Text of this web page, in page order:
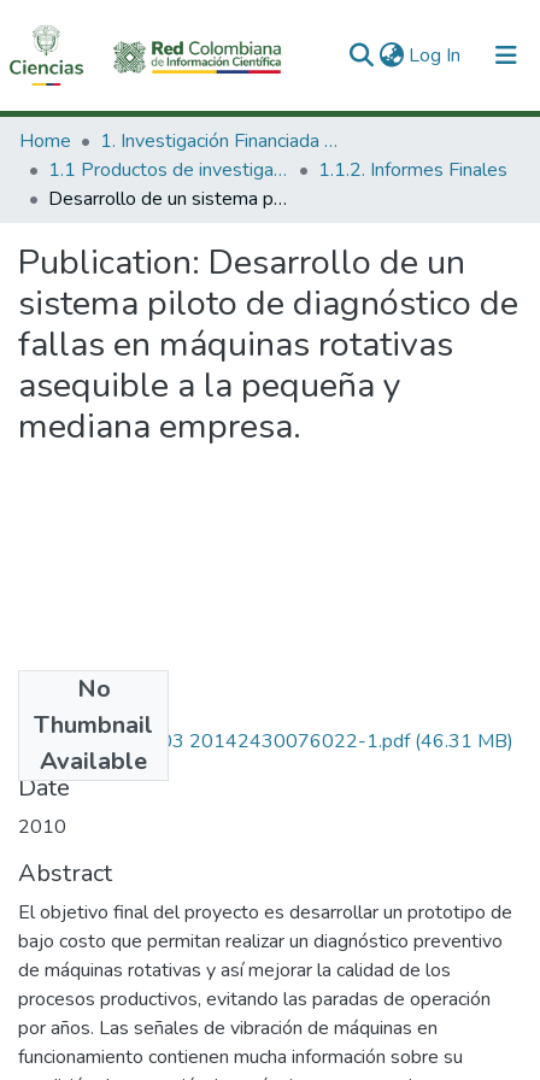
Log In (current)
Communities & Collections
All of DSpace
Home
1. Investigación Financiada con Recursos Públicos
1.1 Productos de investigación
1.1.2. Informes Finales
Desarrollo de un sistema piloto de diagnóstico de fallas en máquinas rotativas asequible a la pequeña y mediana empresa.
Publication: Desarrollo de un
sistema piloto de diagnóstico de
fallas en máquinas rotativas
asequible a la pequeña y
mediana empresa.
No
Thumbnail
Available
111052128503 20142430076022-1.pdf(46.31 MB)
Date
2010
Abstract
El objetivo final del proyecto es desarrollar un prototipo de
bajo costo que permitan realizar un diagnóstico preventivo
de máquinas rotativas y así mejorar la calidad de los
procesos productivos, evitando las paradas de operación
por años. Las señales de vibración de máquinas en
funcionamiento contienen mucha información sobre su